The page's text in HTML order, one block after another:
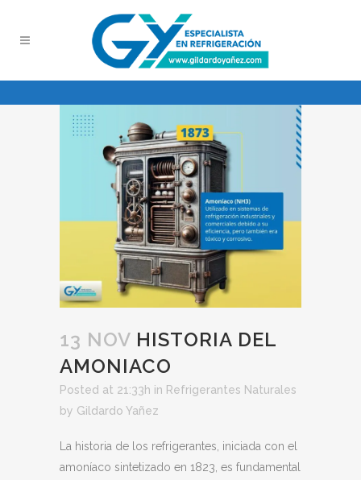
13 NOV HISTORIA DEL
AMONIACO
Posted at 21:33h in Refrigerantes Naturales
by Gildardo Yañez
La historia de los refrigerantes, iniciada con el
amoníaco sintetizado en 1823, es fundamental